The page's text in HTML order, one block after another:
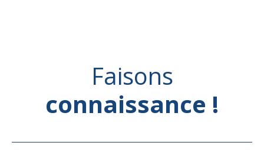
Faisons
connaissance !